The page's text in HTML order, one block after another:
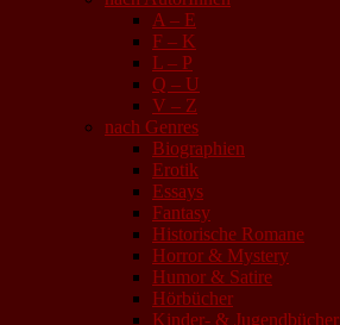
A – E
F – K
L – P
Q – U
V – Z
nach Genres
Biographien
Erotik
Essays
Fantasy
Historische Romane
Horror & Mystery
Humor & Satire
Hörbücher
Kinder- & Jugendbücher